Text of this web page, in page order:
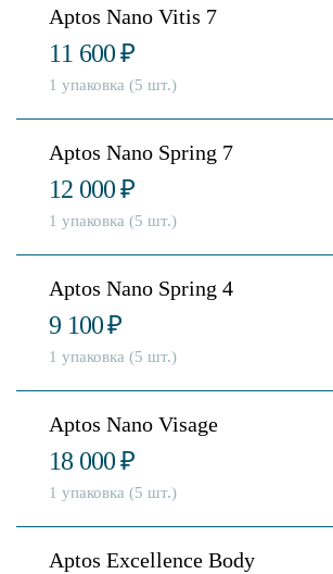
Aptos Nano Vitis 7
11 600₽
1 упаковка (5 шт.)
Aptos Nano Spring 7
12 000₽
1 упаковка (5 шт.)
Aptos Nano Spring 4
9 100₽
1 упаковка (5 шт.)
Aptos Nano Visage
18 000₽
1 упаковка (5 шт.)
Aptos Excellence Body